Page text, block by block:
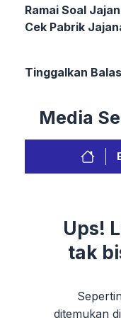
Ramai Soal
Cek Pabrik
Tinggalkan